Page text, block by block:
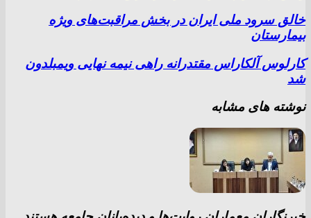
خالق سرود ملی ایران در بخش مراقبت‌های ویژه
بیمارستان
کارلوس آلکاراس مقتدرانه راهی نیمه نهایی ویمبلدون
شد
نوشته های مشابه